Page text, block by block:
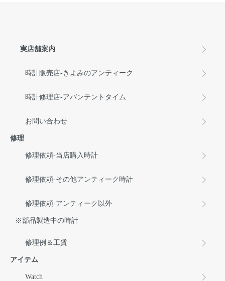
実店舗案内
時計販売店-きよみのアンティーク
時計修理店-アバンテントタイム
お問い合わせ
修理
修理依頼-当店購入時計
修理依頼-その他アンティーク時計
修理依頼-アンティーク以外
※部品製造中の時計
修理例＆工賃
アイテム
Watch